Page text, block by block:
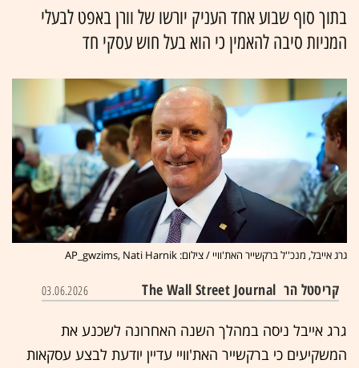
בתוך סוף שבוע אחד העניק יורשו של וורן באפט לבעלי
המניות סיבה להאמין כי הוא בעל חוש עסקי חד
גרג אייבל, מנכ''ל ברקשייר האת'וויי / צילום: AP_gwzims, Nati Harnik
קריסטל הר The Wall Street Journal
03.06.2026
גרג אייבל ניסה במהלך השנה האחרונה לשכנע את
המשקיעים כי ברקשייר האת'וויי עדיין יודעת לבצע עסקאות